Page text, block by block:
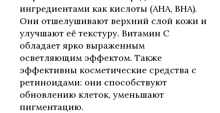
ингредиентами как кислоты (AHA, BHA).
Они отшелушивают верхний слой кожи и
улучшают её текстуру. Витамин C
обладает ярко выраженным
осветляющим эффектом. Также
эффективны косметические средства с
ретиноидами: они способствуют
обновлению клеток, уменьшают
пигментацию.